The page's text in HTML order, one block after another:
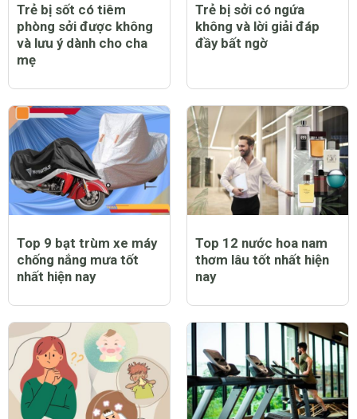
Trẻ bị sốt có tiêm
phòng sởi được không
và lưu ý dành cho cha
mẹ
Trẻ bị sởi có ngứa
không và lời giải đáp
đầy bất ngờ
Top 9 bạt trùm xe máy
chống nắng mưa tốt
nhất hiện nay
Top 12 nước hoa nam
thơm lâu tốt nhất hiện
nay